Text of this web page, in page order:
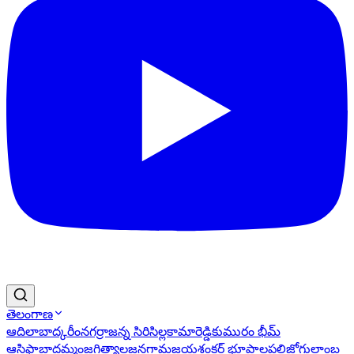
తెలంగాణ
ఆదిలాబాద్కరీంనగర్రాజన్న సిరిసిల్లకామారెడ్డికుమురం భీమ్
ఆసిఫాబాద్ఖమ్మంజగిత్యాలజనగామజయశంకర్ భూపాలపల్లిజోగులాంబ